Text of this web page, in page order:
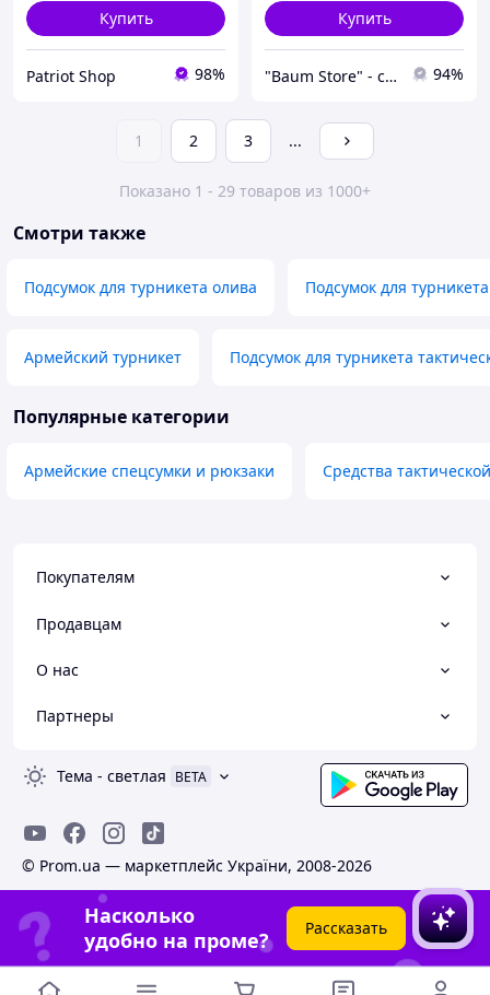
Купить
Patriot Shop 98%
Купить
"Baum Store" - стильный и надежный военный комфорт! 94%
1 2 3 ...
Показано 1 - 29 товаров из 1000+
Смотри также
Подсумок для турникета олива Подсумок для
Армейский турникет Подсумок для турникета
Популярные категории
Армейские спецсумки и рюкзаки Средства
Покупателям
Продавцам
О нас
Партнеры
Тема - светлая BETA
© Prom.ua — маркетплейс України, 2008-2026
Насколько
удобно на проме?
Рассказать